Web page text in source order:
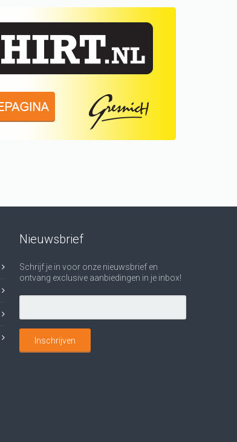
Nieuwsbrief
Schrijf je in voor onze nieuwsbrief en
ontvang exclusive aanbiedingen in je inbox!
Inschrijven